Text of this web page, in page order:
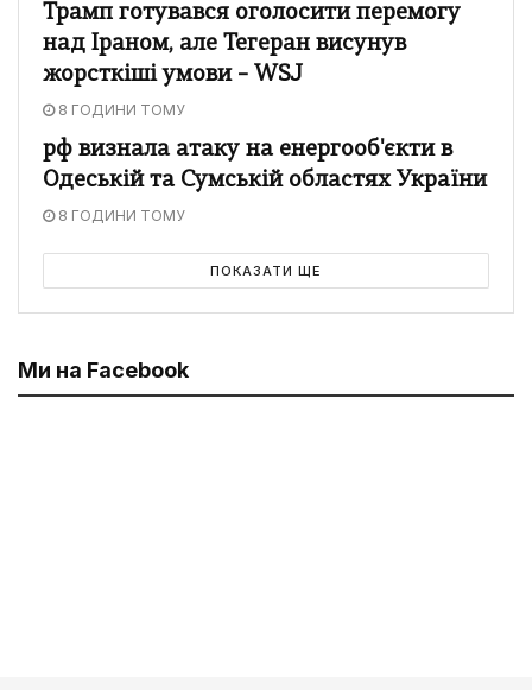
Трамп готувався оголосити перемогу
над Іраном, але Тегеран висунув
жорсткіші умови – WSJ
8 ГОДИНИ ТОМУ
рф визнала атаку на енергооб'єкти в
Одеській та Сумській областях України
8 ГОДИНИ ТОМУ
ПОКАЗАТИ ЩЕ
Ми на Facebook